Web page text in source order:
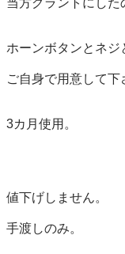
当方グラントにした
ホーンボタンとネジ
ご自身で用意して下
3カ月使用。
値下げしません。
手渡しのみ。